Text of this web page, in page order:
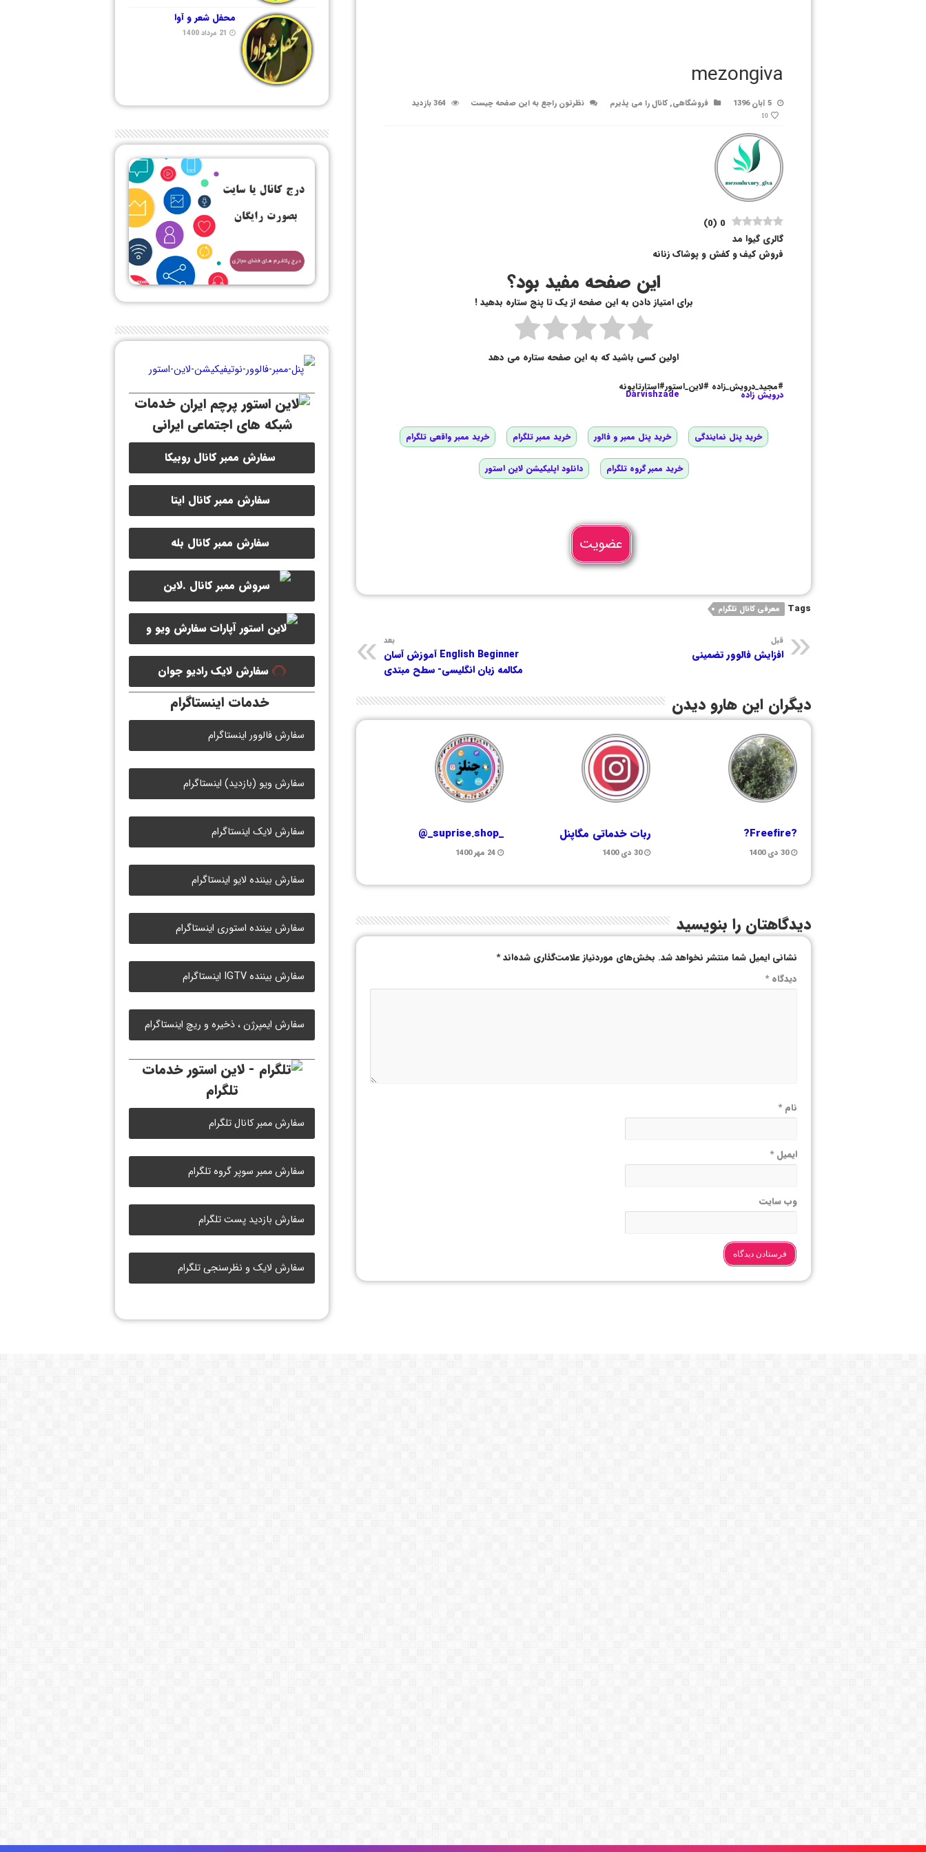
mezongiva
5 آبان 1396 فروشگاهی,کانال را می پذیرم نظرتون راجع به این صفحه چیست 364 بازدید
10
0
(
0
)
گالری گیوا مد
فروش کیف و کفش و پوشاک زنانه
این صفحه مفید بود؟
برای امتیاز دادن به این صفحه از یک تا پنج ستاره بدهید !
اولین کسی باشید که به این صفحه ستاره می دهد
#مجید_درویش_زاده #لاین_استور#استارتاپونه
درویش زاده Darvishzade
خرید پنل نمایندگی خرید پنل ممبر و فالور خرید ممبر تلگرام خرید ممبر واقعی تلگرام
خرید ممبر گروه تلگرام دانلود اپلیکیشن لاین استور
عضویت
Tags معرفی کانال تلگرام
قبل
افزایش فالوور تضمینی
بعد
English Beginner آموزش آسان
مکالمه زبان انگلیسی- سطح مبتدی
دیگران این هارو دیدن
?Freefire?
30 دی 1400
ربات خدماتی مگاپنل
30 دی 1400
_suprise.shop_@
24 مهر 1400
دیدگاهتان را بنویسید
نشانی ایمیل شما منتشر نخواهد شد. بخش‌های موردنیاز علامت‌گذاری شده‌اند*
دیدگاه*
نام*
ایمیل*
وب‌ سایت
محفل شعر و آوا
21 مرداد 1400
خدمات
شبکه های اجتماعی ایرانی
سفارش ممبر کانال روبیکا
سفارش ممبر کانال ایتا
سفارش ممبر کانال بله
سفارش ممبر کانال سروش
سفارش ویو و
لایک ویدیو آپارات
سفارش لایک رادیو جوان
خدمات اینستاگرام
سفارش فالوور اینستاگرام
سفارش ویو (بازدید) اینستاگرام
سفارش لایک اینستاگرام
سفارش بیننده لایو اینستاگرام
سفارش بیننده استوری اینستاگرام
سفارش بیننده IGTV اینستاگرام
سفارش ایمپرژن ، ذخیره و ریچ اینستاگرام
خدمات
تلگرام
سفارش ممبر کانال تلگرام
سفارش ممبر سوپر گروه تلگرام
سفارش بازدید پست تلگرام
سفارش لایک و نظرسنجی تلگرام